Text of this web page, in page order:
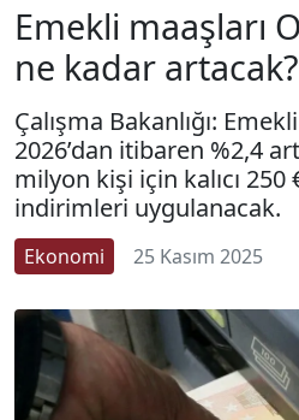
Emekli maaşları
ne kadar
Çalışma Bakanlığı:
2026’dan itibaren %2,4
milyon kişi için kalıcı
indirimleri uygulanacak.
Ekonomi 25 Kasım 2025